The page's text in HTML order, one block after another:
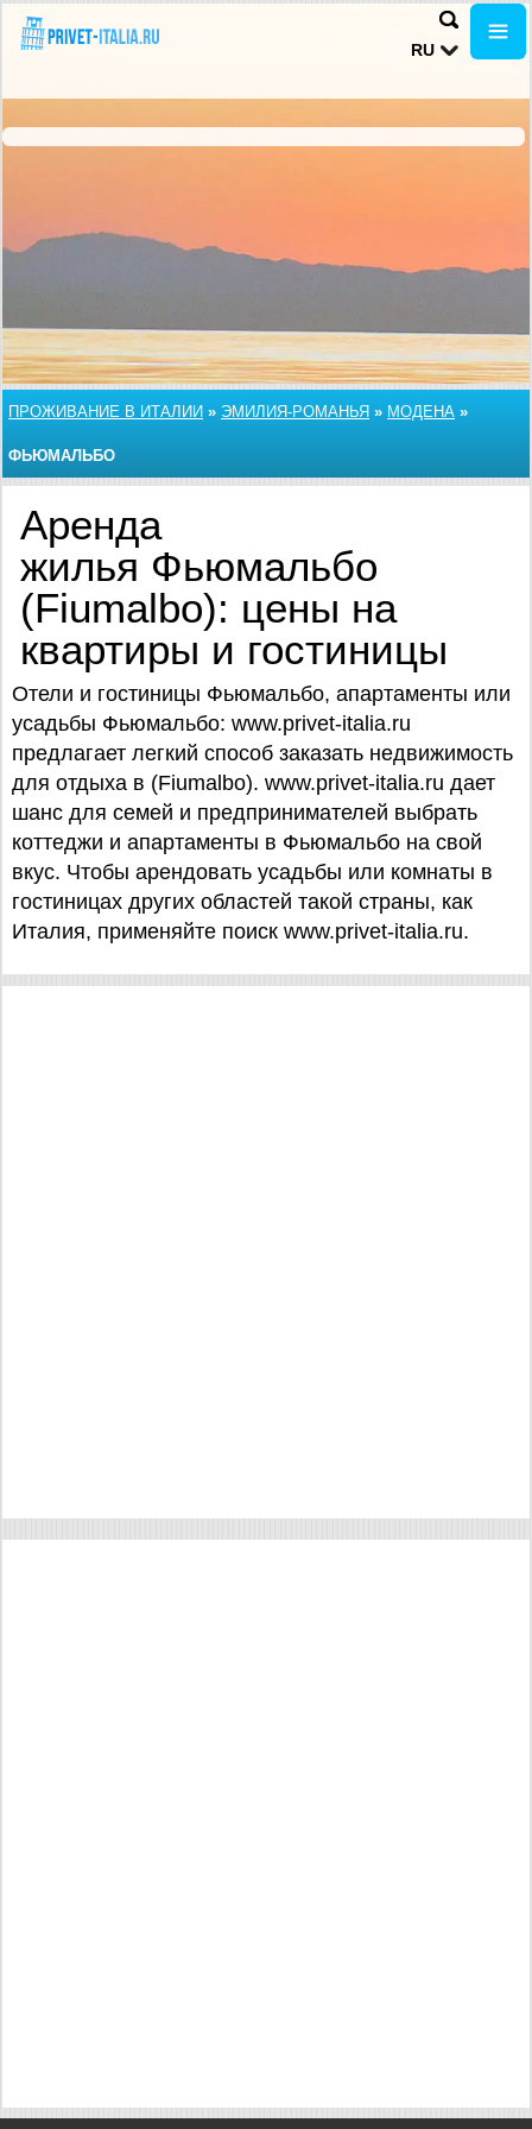
RU
ПРОЖИВАНИЕ В ИТАЛИИ » ЭМИЛИЯ-РОМАНЬЯ » МОДЕНА »
ФЬЮМАЛЬБО
Аренда
жилья Фьюмальбо
(Fiumalbo): цены на
квартиры и гостиницы
Отели и гостиницы Фьюмальбо, апартаменты или
усадьбы Фьюмальбо: www.privet-italia.ru
предлагает легкий способ заказать недвижимость
для отдыха в (Fiumalbo). www.privet-italia.ru дает
шанс для семей и предпринимателей выбрать
коттеджи и апартаменты в Фьюмальбо на свой
вкус. Чтобы арендовать усадьбы или комнаты в
гостиницах других областей такой страны, как
Италия, применяйте поиск www.privet-italia.ru.